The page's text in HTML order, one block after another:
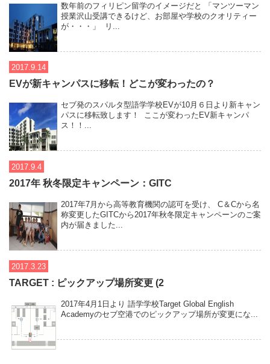
数年前のフィリピン留学のイメージだと 「マンツーマン
授業沢山受講できるけど、お部屋や学校のクオリティー
が・・・」 リ...
2017.9.14
EVが新キャンパスに移転！どこが変わったの？
セブ発のスパルタ型語学学校EVが10月６日より新キャン
パスに移転致します！ ここが変わったEV新キャンパ
ス！！...
2017.9.4
2017年 秋冬限定キャンペーン：GITC
2017年7月から高等教育機関の認可を受け、 C＆Cから名
称変更したGITCから2017年秋冬限定キャンペーンのご案
内が届きました...
2017.3.23
TARGET : ピックアップ場所変更 (2
2017年4月1日より 語学学校Target Global English
Academyのセブ空港でのピックアップ場所が変更にな...